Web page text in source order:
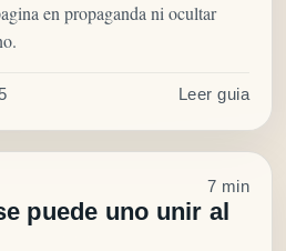
en propaganda ni ocultar
Leer guia
7 min
puede uno unir al